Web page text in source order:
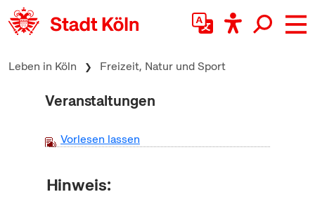
zum Inhalt springen
Leben in Köln Freizeit, Natur und Sport
Veranstaltungen
Vorlesen lassen
Hinweis: